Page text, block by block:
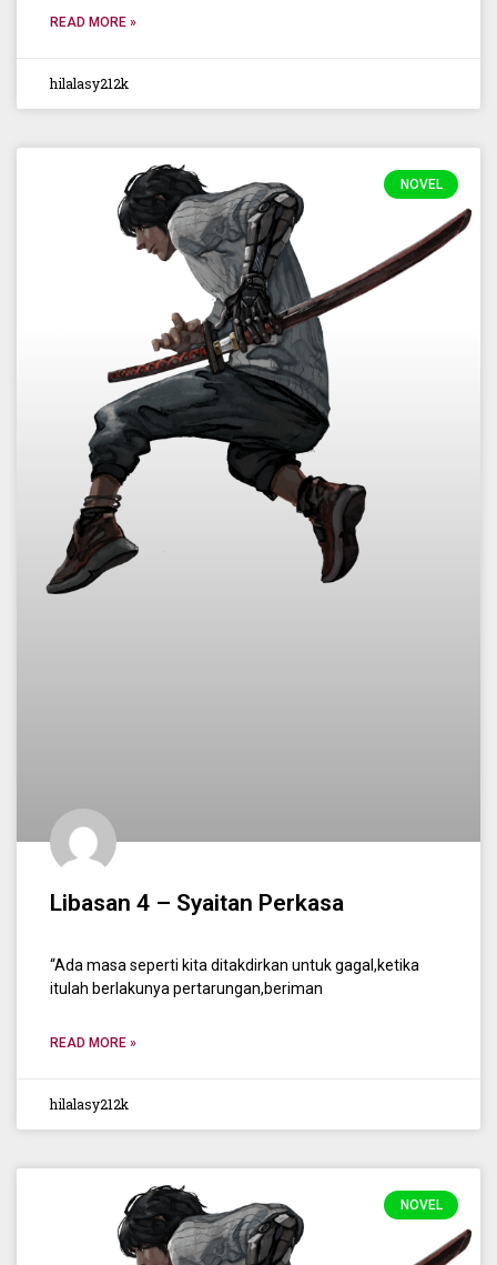
READ MORE »
hilalasy212k
NOVEL
Libasan 4 – Syaitan Perkasa
“Ada masa seperti kita ditakdirkan untuk gagal,ketika
itulah berlakunya pertarungan,beriman
READ MORE »
hilalasy212k
NOVEL